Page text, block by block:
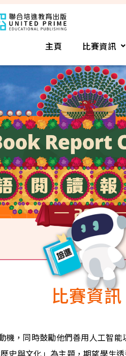
主頁 比賽資訊
比賽資訊
機，同時鼓勵他們善用人工智
史與文化」為主題，期望學生